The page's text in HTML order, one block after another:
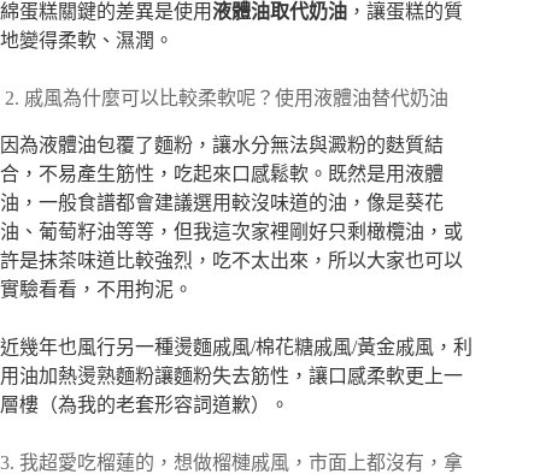
綿蛋糕關鍵的差異是使用液體油取代奶油 ，讓蛋糕的質
地變得柔軟、濕潤。
2. 戚風為什麼可以比較柔軟呢？使用液體油替代奶油
因為液體油包覆了麵粉，讓水分無法與澱粉的麩質結
合，不易產生筋性，吃起來口感鬆軟。既然是用液體
油，一般食譜都會建議選用較沒味道的油，像是葵花
油、葡萄籽油等等，但我這次家裡剛好只剩橄欖油，或
許是抹茶味道比較強烈，吃不太出來，所以大家也可以
實驗看看，不用拘泥。
近幾年也風行另一種燙麵戚風/棉花糖戚風/黃金戚風，利
用油加熱燙熟麵粉讓麵粉失去筋性，讓口感柔軟更上一
層樓（為我的老套形容詞道歉）。
3. 我超愛吃榴蓮的，想做榴槤戚風，市面上都沒有，拿